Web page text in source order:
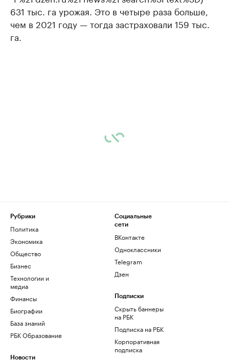
631 тыс. га урожая. Это в четыре раза больше,
чем в 2021 году — тогда застраховали 159 тыс.
га.
Рубрики
Политика
Экономика
Общество
Бизнес
Технологии и
медиа
Финансы
Биографии
База знаний
РБК Образование
Новости
Социальные
сети
ВКонтакте
Одноклассники
Telegram
Дзен
Подписки
Скрыть баннеры
на РБК
Подписка на РБК
Корпоративная
подписка